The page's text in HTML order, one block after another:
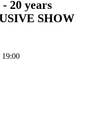
20 years
SHOW
19:00